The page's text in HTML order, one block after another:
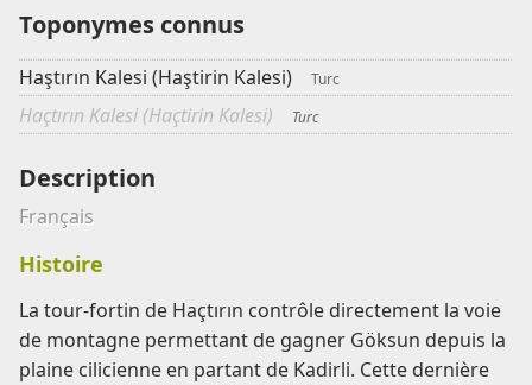
Toponymes connus
Haştırın Kalesi (Haştirin Kalesi) Turc
Haçtırın Kalesi (Haçtirin Kalesi) Turc
Description
Français
Histoire
La tour-fortin de Haçtırın contrôle directement la voie
de montagne permettant de gagner Göksun depuis la
plaine cilicienne en partant de Kadirli. Cette dernière